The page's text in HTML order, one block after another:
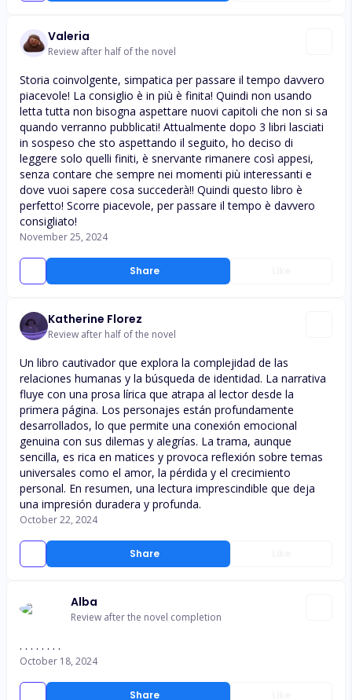
Valeria
Review after half of the novel
Share
Storia coinvolgente, simpatica per passare il tempo davvero
piacevole! La consiglio è in più è finita! Quindi non usando
letta tutta non bisogna aspettare nuovi capitoli che non si sa
quando verranno pubblicati! Attualmente dopo 3 libri lasciati
in sospeso che sto aspettando il seguito, ho deciso di
leggere solo quelli finiti, è snervante rimanere così appesi,
senza contare che sempre nei momenti più interessanti e
dove vuoi sapere cosa succederà!! Quindi questo libro è
perfetto! Scorre piacevole, per passare il tempo è davvero
consigliato!
November 25, 2024
Katherine Florez
Review after half of the novel
Share
Un libro cautivador que explora la complejidad de las
relaciones humanas y la búsqueda de identidad. La narrativa
fluye con una prosa lírica que atrapa al lector desde la
primera página. Los personajes están profundamente
desarrollados, lo que permite una conexión emocional
genuina con sus dilemas y alegrías. La trama, aunque
sencilla, es rica en matices y provoca reflexión sobre temas
universales como el amor, la pérdida y el crecimiento
personal. En resumen, una lectura imprescindible que deja
una impresión duradera y profunda.
October 22, 2024
Alba
Review after the novel completion
Share
. . . . . . . .
October 18, 2024